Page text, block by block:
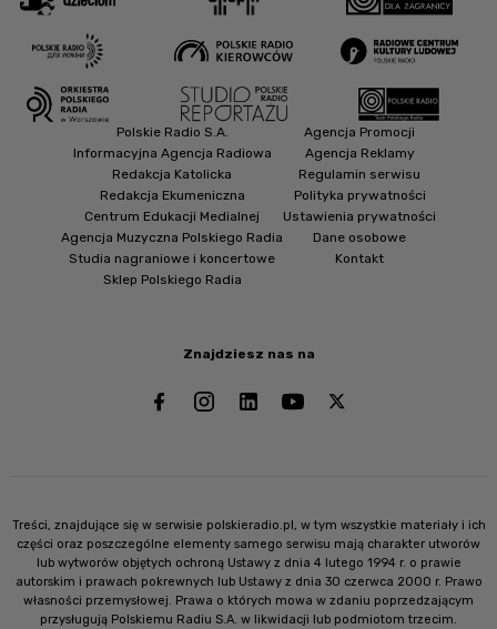
Znajdziesz nas na
Polskie Radio S.A.
Informacyjna Agencja Radiowa
Redakcja Katolicka
Redakcja Ekumeniczna
Centrum Edukacji Medialnej
Agencja Muzyczna Polskiego Radia
Studia nagraniowe i koncertowe
Sklep Polskiego Radia
Agencja Promocji
Agencja Reklamy
Regulamin serwisu
Polityka prywatności
Ustawienia prywatności
Dane osobowe
Kontakt
Treści, znajdujące się w serwisie polskieradio.pl, w tym wszystkie materiały i ich
części oraz poszczególne elementy samego serwisu mają charakter utworów
lub wytworów objętych ochroną Ustawy z dnia 4 lutego 1994 r. o prawie
autorskim i prawach pokrewnych lub Ustawy z dnia 30 czerwca 2000 r. Prawo
własności przemysłowej. Prawa o których mowa w zdaniu poprzedzającym
przysługują Polskiemu Radiu S.A. w likwidacji lub podmiotom trzecim.